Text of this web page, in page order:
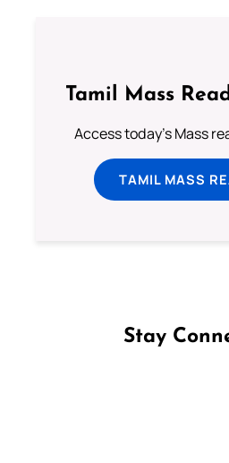
Tamil Mass
Access today's Mass
TAMIL MASS
Stay